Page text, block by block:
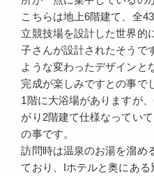
こちらは地上6階建て、全
立競技場を設計した世界的
子さんが設計されたそうで
ような変わったデザインと
完成が楽しみですとの事で
1階に大浴場がありますが
がり2階建て仕様なってい
の事です。
訪問時は温泉のお湯を溜め
ており、Iホテルと奥にあ